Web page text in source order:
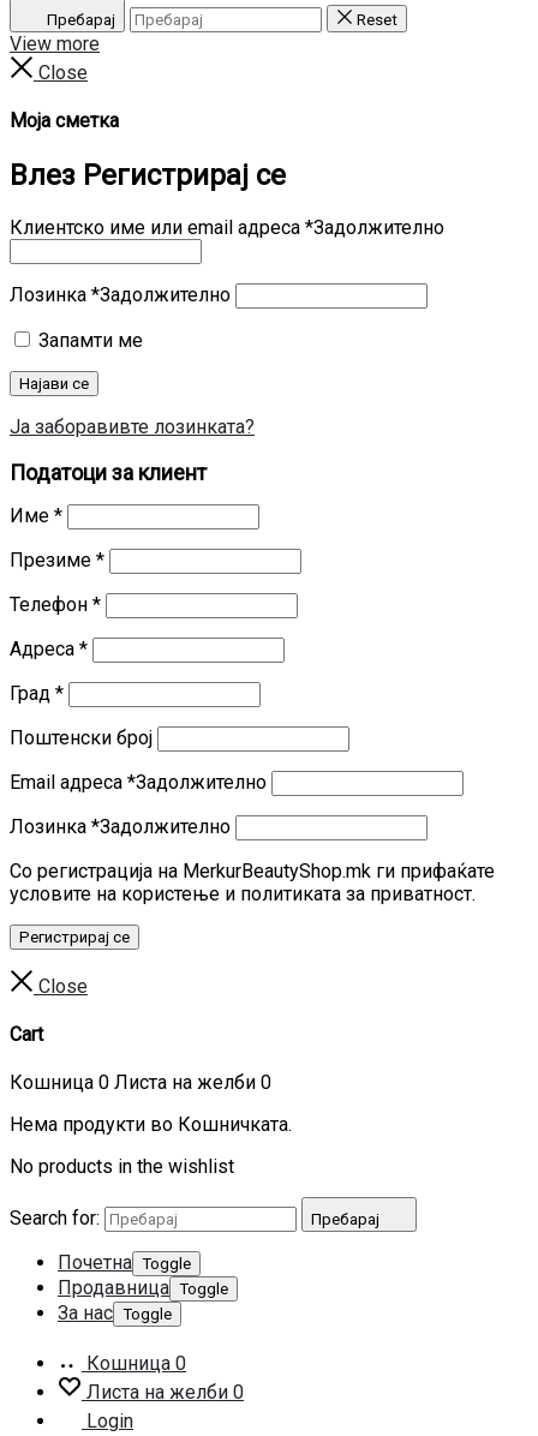
Пребарај Reset
View more
Close
Моја сметка
Влез Регистрирај се
Клиентско име или email адреса *Задолжително
Лозинка *Задолжително
Запамти ме
Најави се
Ја заборавивте лозинката?
Податоци за клиент
Име *
Презиме *
Телефон *
Адреса *
Град *
Поштенски број
Email адреса *Задолжително
Лозинка *Задолжително
Со регистрација на MerkurBeautyShop.mk ги прифаќате
условите на користење и политиката за приватност.
Регистрирај се
Close
Cart
Кошница 0 Листа на желби 0
Нема продукти во Кошничката.
No products in the wishlist
Search for: Пребарај
Почетна Toggle
Продавница Toggle
За нас Toggle
Кошница 0
Листа на желби 0
Login